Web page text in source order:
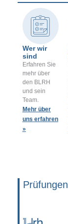
Wer wir
sind
Erfahren Sie
mehr über
den BLRH
und sein
Team.
Mehr über
uns erfahren
»
Prüfungen